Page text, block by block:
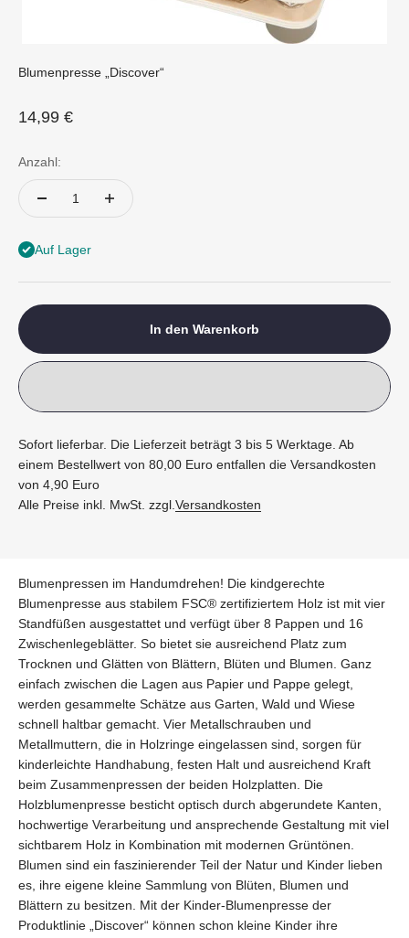
Blumenpresse „Discover“
Angebot
14,99 €
Anzahl:
Auf Lager
In den Warenkorb
Sofort lieferbar. Die Lieferzeit beträgt 3 bis 5 Werktage. Ab
einem Bestellwert von 80,00 Euro entfallen die Versandkosten
von 4,90 Euro
Alle Preise inkl. MwSt. zzgl.Versandkosten
Blumenpressen im Handumdrehen! Die kindgerechte
Blumenpresse aus stabilem FSC® zertifiziertem Holz ist mit vier
Standfüßen ausgestattet und verfügt über 8 Pappen und 16
Zwischenlegeblätter. So bietet sie ausreichend Platz zum
Trocknen und Glätten von Blättern, Blüten und Blumen. Ganz
einfach zwischen die Lagen aus Papier und Pappe gelegt,
werden gesammelte Schätze aus Garten, Wald und Wiese
schnell haltbar gemacht. Vier Metallschrauben und
Metallmuttern, die in Holzringe eingelassen sind, sorgen für
kinderleichte Handhabung, festen Halt und ausreichend Kraft
beim Zusammenpressen der beiden Holzplatten. Die
Holzblumenpresse besticht optisch durch abgerundete Kanten,
hochwertige Verarbeitung und ansprechende Gestaltung mit viel
sichtbarem Holz in Kombination mit modernen Grüntönen.
Blumen sind ein faszinierender Teil der Natur und Kinder lieben
es, ihre eigene kleine Sammlung von Blüten, Blumen und
Blättern zu besitzen. Mit der Kinder-Blumenpresse der
Produktlinie „Discover“ können schon kleine Kinder ihre